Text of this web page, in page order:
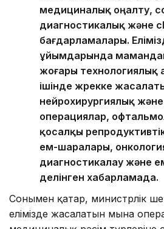
медициналық оңалту,
диагностикалық және
бағдарламалары.
ұйымдарында
жоғары технологиялық
ішінде жүрекке
нейрохирургиялық
операциялар,
қосалқы
ем-шаралары,
диагностикалау және
делінген хабарламада.
Сонымен қатар, министрлік
елімізде жасалатын мына